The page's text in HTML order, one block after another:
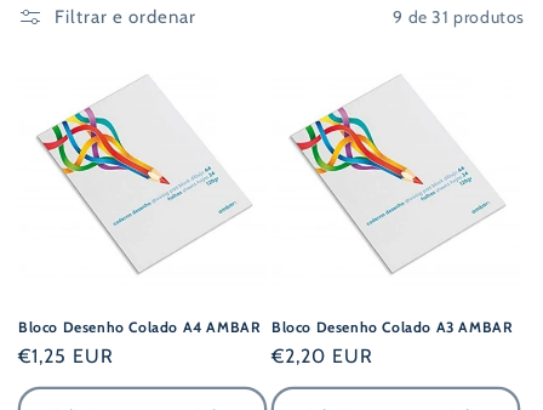
ã
Filtrar e ordenar 9 de 31 produtos
Bloco Desenho Colado A4 AMBAR
Preço
normal
€1,25 EUR
Bloco Desenho Colado A3 AMBAR
Preço
normal
€2,20 EUR